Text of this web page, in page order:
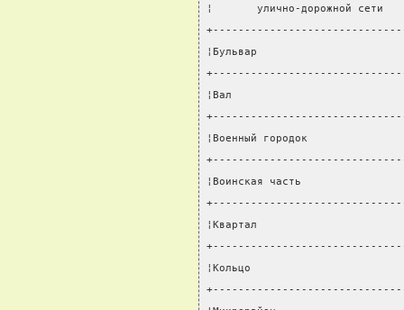
¦       улично-дорожной
¦Бульвар
¦Вал
¦Военный городок
¦Воинская часть
¦Квартал
¦Кольцо